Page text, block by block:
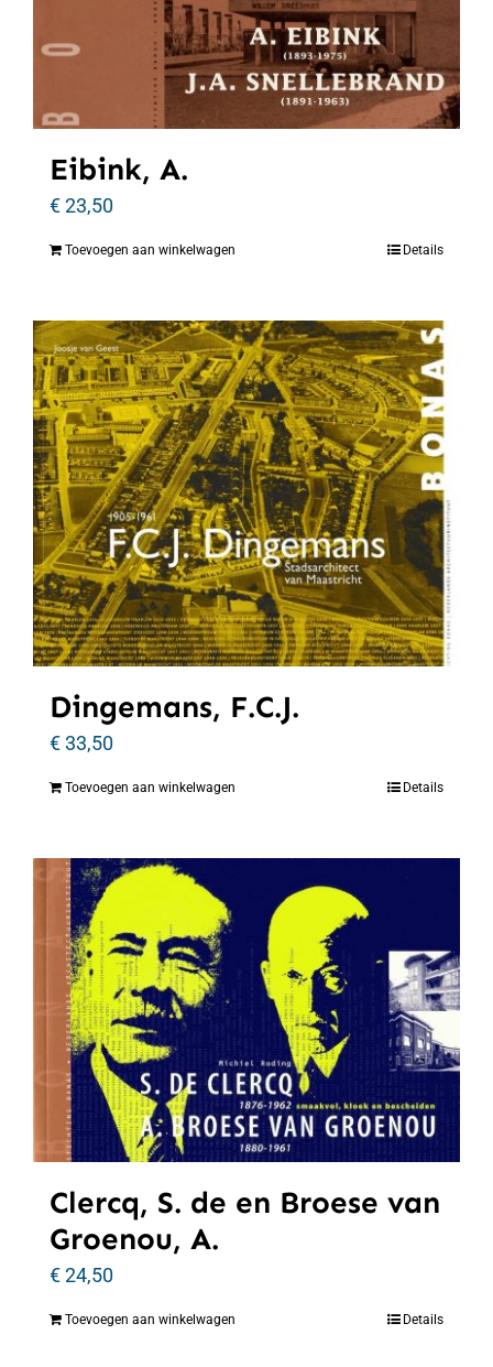
Eibink, A.
€23,50
Toevoegen aan winkelwagen Details
Dingemans, F.C.J.
€33,50
Toevoegen aan winkelwagen Details
Clercq, S. de en Broese van
Groenou, A.
€24,50
Toevoegen aan winkelwagen Details